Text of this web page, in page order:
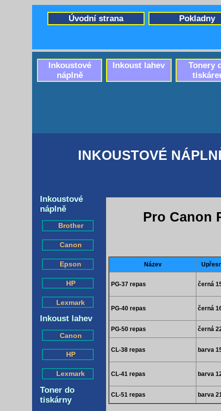
INKOUSTOVÉ
Pro Canon
Inkoustové
náplně
Brother
Canon
Epson
HP
Lexmark
Inkoust lahev
Canon
HP
Lexmark
Toner do
tiskárny
Název
PG-37 repas černá
PG-40 repas černá
PG-50 repas černá
CL-38 repas barva
CL-41 repas barva
CL-51 repas barva
Pokladny
Úvodní strana
Tonery
Inkoust lahev
Inkoustové
náplně